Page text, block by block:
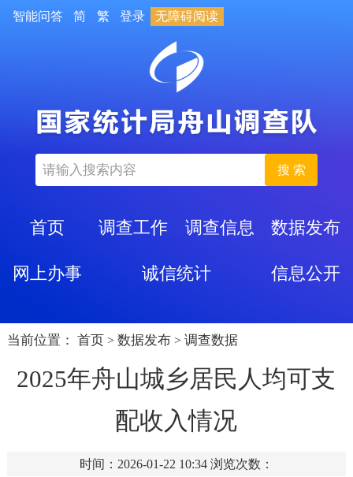
智能问答 简 繁 登录 无障碍阅读
搜 索
首页 调查工作 调查信息 数据发布
网上办事 诚信统计 信息公开
当前位置： 首页 > 数据发布 > 调查数据
2025年舟山城乡居民人均可支
配收入情况
时间：2026-01-22 10:34 浏览次数：